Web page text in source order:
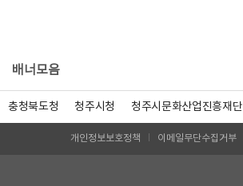
배너모음
충청북도청 청주시청 청주시문화산업진흥재단
개인정보보호정책 이메일무단수집거부